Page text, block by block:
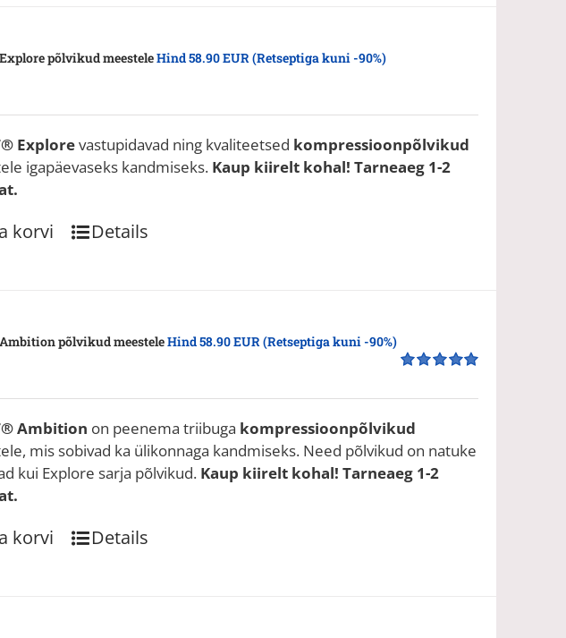
põlvikud meesteleHind 58.90 EUR (Retseptiga kuni -90%)
Explorevastupidavad ning kvaliteetsed kompressioonpõlvikud
igapäevaseks kandmiseks. Kaup kiirelt kohal! Tarneaeg 1-2
korvi Details
põlvikud meesteleHind 58.90 EUR (Retseptiga kuni -90%)
5.00/ 5
Ambition on peenema triibuga kompressioonpõlvikud
mis sobivad ka ülikonnaga kandmiseks. Need põlvikud on natuke
kui Explore sarja põlvikud. Kaup kiirelt kohal! Tarneaeg 1-2
korvi Details